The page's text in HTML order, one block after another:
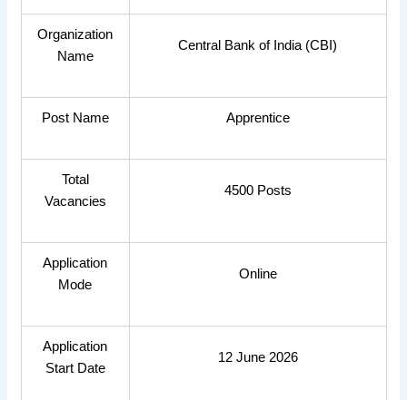
Organization
Name
Central Bank of India (CBI)
Post Name Apprentice
Total
Vacancies
4500 Posts
Application
Mode
Online
Application
Start Date
12 June 2026